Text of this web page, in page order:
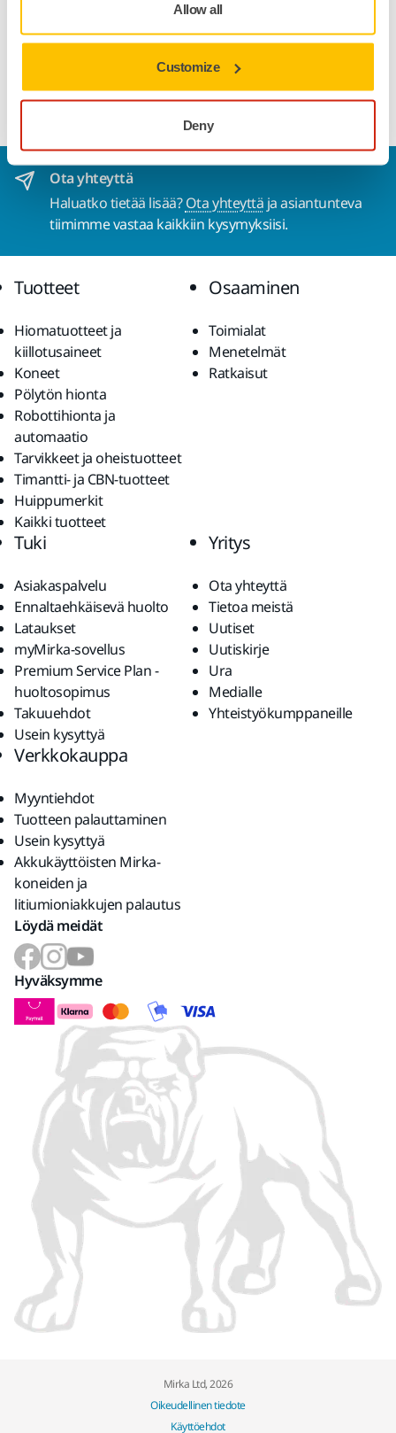
Allow all
Customize
Deny
Tarra alustalla tasohiomakoneelle. Toimitetaan yhdessä
suojalaipan ja käyttöohjeiden kanssa. Koko: 70x198 mm, 48
reikää.
Ota yhteyttä
Haluatko tietää lisää?Ota yhteyttä ja asiantunteva
tiimimme vastaa kaikkiin kysymyksiisi.
Tuotteet
Hiomatuotteet ja
kiillotusaineet
Koneet
Pölytön hionta
Robottihionta ja
automaatio
Tarvikkeet ja oheistuotteet
Timantti- ja CBN-tuotteet
Huippumerkit
Kaikki tuotteet
Osaaminen
Toimialat
Menetelmät
Ratkaisut
Tuki
Asiakaspalvelu
Ennaltaehkäisevä huolto
Lataukset
myMirka-sovellus
Premium Service Plan -
huoltosopimus
Takuuehdot
Usein kysyttyä
Yritys
Ota yhteyttä
Tietoa meistä
Uutiset
Uutiskirje
Ura
Medialle
Yhteistyökumppaneille
Verkkokauppa
Myyntiehdot
Tuotteen palauttaminen
Usein kysyttyä
Akkukäyttöisten Mirka-
koneiden ja
litiumioniakkujen palautus
Löydä meidät
Hyväksymme
Mirka Ltd, 2026
Oikeudellinen tiedote
Käyttöehdot